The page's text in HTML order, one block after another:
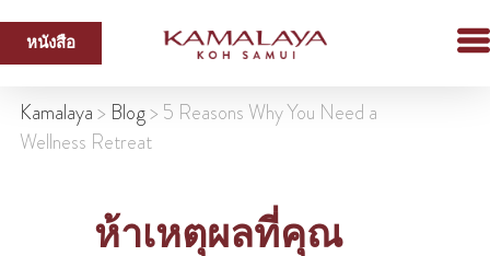
หนังสือ
Kamalaya> Blog> 5 Reasons Why You Need a
Wellness Retreat
ห้าเหตุผลที่คุณ